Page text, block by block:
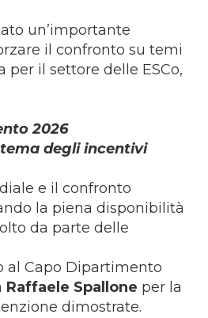
un’importante
il confronto su temi
per il settore delle ESCo,
2026
degli incentivi
e il confronto
la piena disponibilità
da parte delle
al Capo Dipartimento
Raffaele Spallone per la
dimostrate.